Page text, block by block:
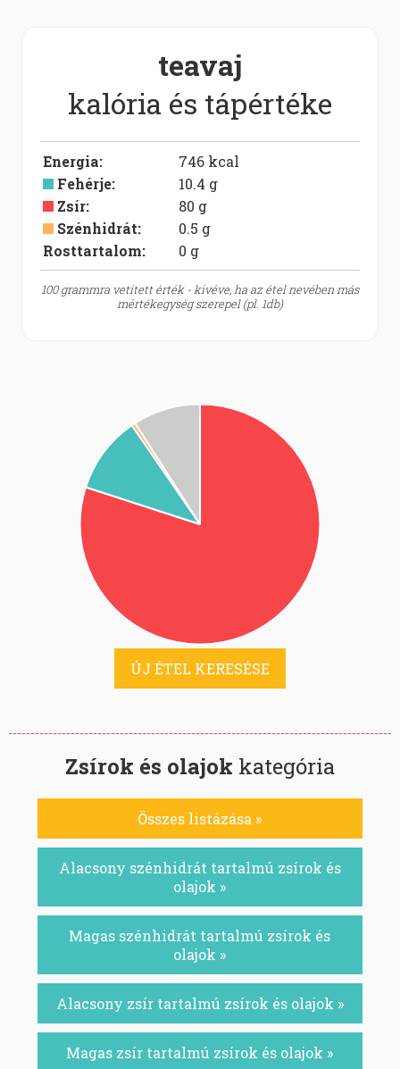
teavaj
kalória és tápértéke
Energia: 746 kcal
Fehérje: 10.4 g
Zsír: 80 g
Szénhidrát: 0.5 g
Rosttartalom:
0 g
100 grammra vetített érték - kivéve, ha az étel nevében más
mértékegység szerepel (pl. 1db)
ÚJ ÉTEL KERESÉSE
Zsírok és olajok kategória
Összes listázása »
Alacsony szénhidrát tartalmú zsírok és
olajok »
Magas szénhidrát tartalmú zsírok és
olajok »
Alacsony zsír tartalmú zsírok és olajok »
Magas zsír tartalmú zsírok és olajok »